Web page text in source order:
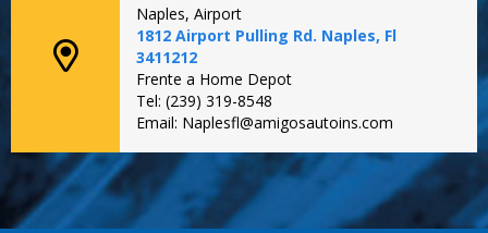
Naples, Airport
1812 Airport Pulling Rd. Naples, Fl
3411212
Frente a Home Depot
Tel: (239) 319-8548
Email: Naplesfl@amigosautoins.com